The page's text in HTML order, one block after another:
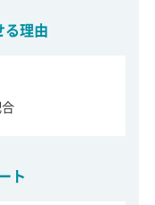
る理由
ト